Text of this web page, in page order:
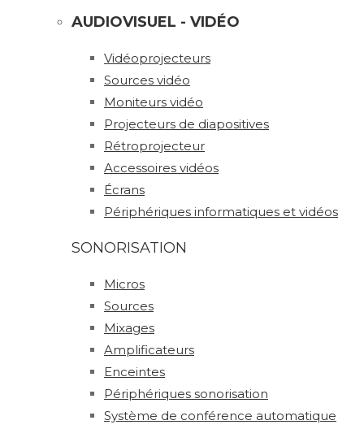
AUDIOVISUEL - VIDÉO
Vidéoprojecteurs
Sources vidéo
Moniteurs vidéo
Projecteurs de diapositives
Rétroprojecteur
Accessoires vidéos
Écrans
Périphériques informatiques et vidéos
SONORISATION
Micros
Sources
Mixages
Amplificateurs
Enceintes
Périphériques sonorisation
Système de conférence automatique